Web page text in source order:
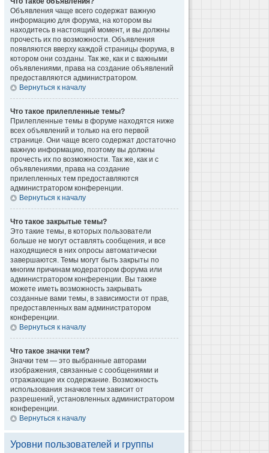
Объявления чаще всего содержат важную
информацию для форума, на котором вы
находитесь в настоящий момент, и вы должны
прочесть их по возможности. Объявления
появляются вверху каждой страницы форума, в
котором они созданы. Так же, как и с важными
объявлениями, права на создание объявлений
предоставляются администратором.
Вернуться к началу
Что такое прилепленные темы?
Прилепленные темы в форуме находятся ниже
всех объявлений и только на его первой
странице. Они чаще всего содержат достаточно
важную информацию, поэтому вы должны
прочесть их по возможности. Так же, как и с
объявлениями, права на создание
прилепленных тем предоставляются
администратором конференции.
Вернуться к началу
Что такое закрытые темы?
Это такие темы, в которых пользователи
больше не могут оставлять сообщения, и все
находящиеся в них опросы автоматически
завершаются. Темы могут быть закрыты по
многим причинам модератором форума или
администратором конференции. Вы также
можете иметь возможность закрывать
созданные вами темы, в зависимости от прав,
предоставленных вам администратором
конференции.
Вернуться к началу
Что такое значки тем?
Значки тем — это выбранные авторами
изображения, связанные с сообщениями и
отражающие их содержание. Возможность
использования значков тем зависит от
разрешений, установленных администратором
конференции.
Вернуться к началу
Уровни пользователей и группы